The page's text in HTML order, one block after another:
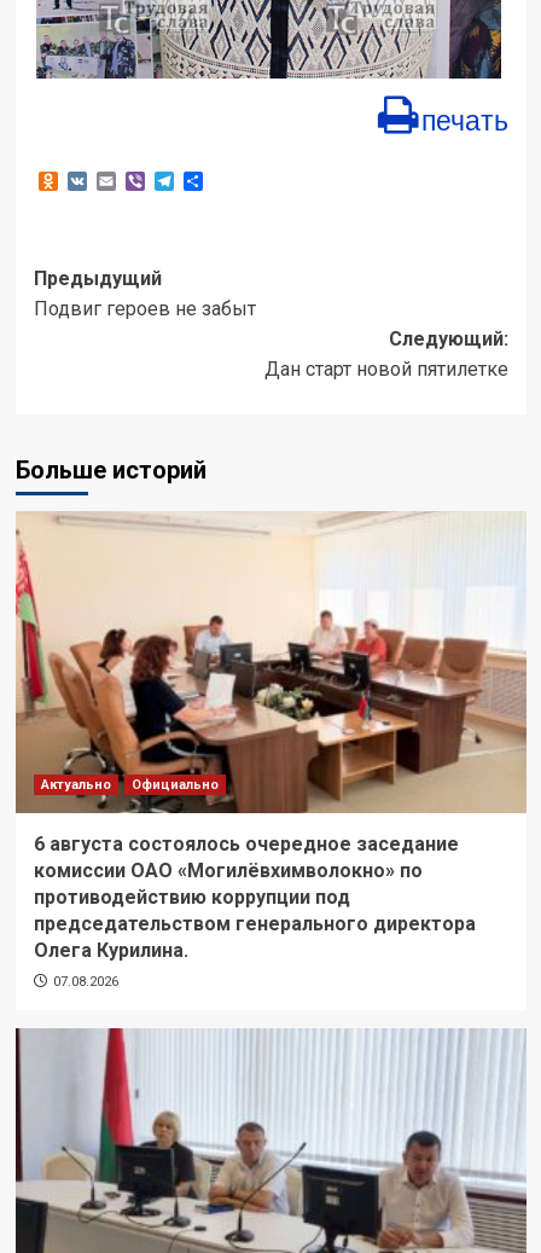
печать
Odnoklassniki
VKEmailViberTelegram
Отправить
Навигация
записи
Предыдущий
Подвиг героев не забыт
Следующий:
Дан старт новой пятилетке
Больше историй
Актуально Официально
6 августа состоялось очередное заседание
комиссии ОАО «Могилёвхимволокно» по
противодействию коррупции под
председательством генерального директора
Олега Курилина.
07.08.2026